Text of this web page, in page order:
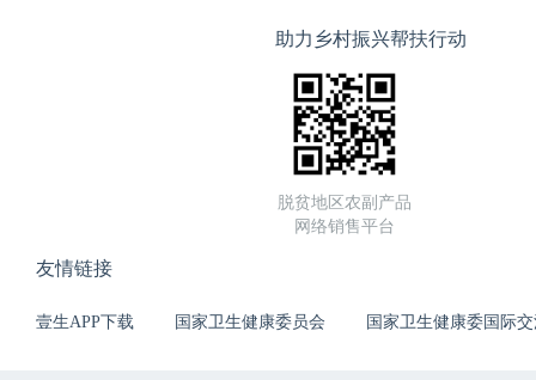
助力乡村振兴帮扶行动
脱贫地区农副产品
网络销售平台
友情链接
壹生APP下载 国家卫生健康委员会 国家卫生健康委国际